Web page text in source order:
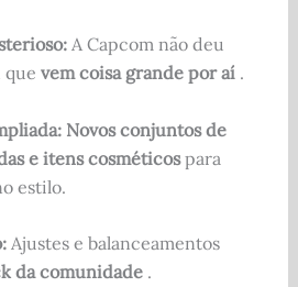
A Capcom não deu
que vem coisa grande por aí.
Novos conjuntos de
e itens cosméticospara
estilo.
Ajustes e balanceamentos
da comunidade.